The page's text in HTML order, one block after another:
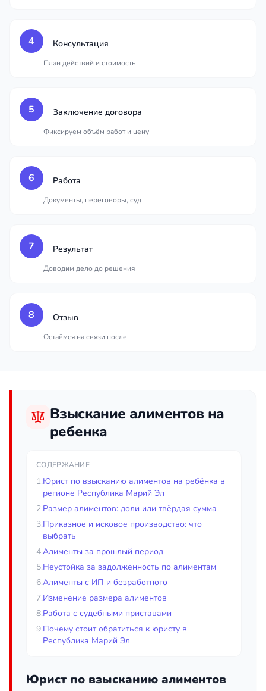
4 Консультация
План действий и стоимость
5 Заключение договора
Фиксируем объём работ и цену
6 Работа
Документы, переговоры, суд
7 Результат
Доводим дело до решения
8 Отзыв
Остаёмся на связи после
Взыскание алиментов на
ребенка
СОДЕРЖАНИЕ
1.Юрист по взысканию алиментов на ребёнка в
регионе Республика Марий Эл
2.Размер алиментов: доли или твёрдая сумма
3.Приказное и исковое производство: что
выбрать
4.Алименты за прошлый период
5.Неустойка за задолженность по алиментам
6.Алименты с ИП и безработного
7.Изменение размера алиментов
8.Работа с судебными приставами
9.Почему стоит обратиться к юристу в
Республика Марий Эл
Юрист по взысканию алиментов